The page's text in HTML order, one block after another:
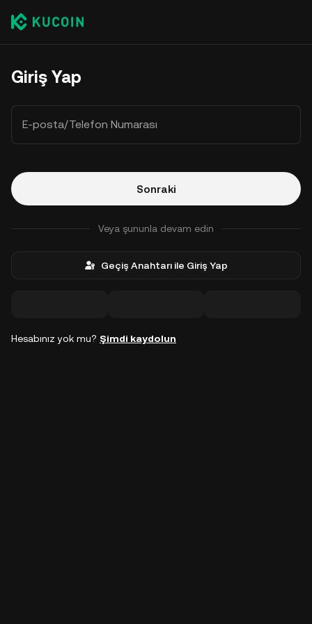
Giriş Yap
E-posta/Telefon Numarası
Sonraki
Veya şununla devam edin
Geçiş Anahtarı ile Giriş Yap
Hesabınız yok mu? Şimdi kaydolun